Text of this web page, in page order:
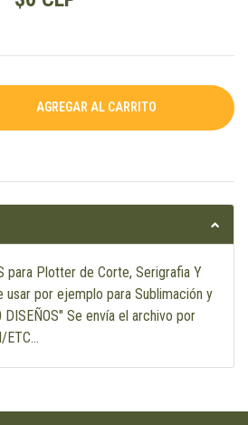
para Plotter de Corte, Serigrafia Y
usar por ejemplo para Sublimación y
Se envía el archivo por